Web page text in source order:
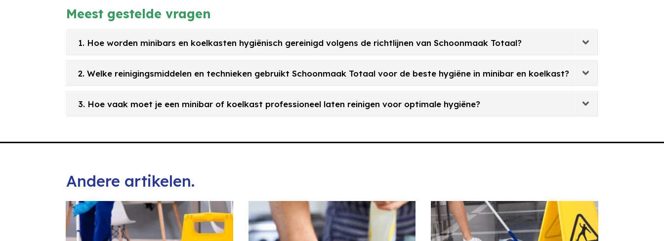
Meest gestelde vragen
1. Hoe worden minibars en koelkasten hygiënisch gereinigd volgens de richtlijnen van Schoonmaak Totaal?
2. Welke reinigingsmiddelen en technieken gebruikt Schoonmaak Totaal voor de beste hygiëne in minibar en koelkast?
3. Hoe vaak moet je een minibar of koelkast professioneel laten reinigen voor optimale hygiëne?
Andere artikelen.